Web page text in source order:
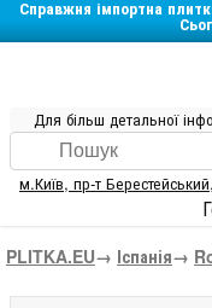
Справжня імпортна
Для більш детальної
м.Київ, пр-т
PLITKA.EU→ Іспанія→